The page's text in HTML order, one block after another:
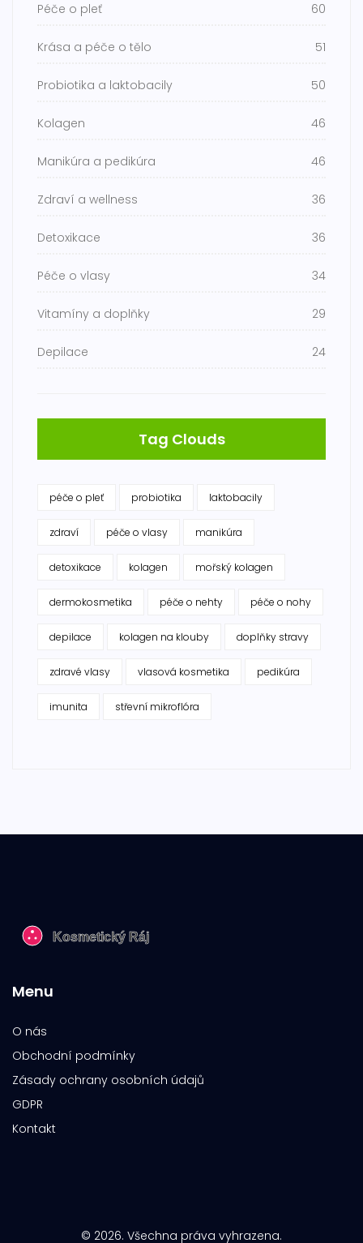
Péče o pleť 60
Krása a péče o tělo 51
Probiotika a laktobacily 50
Kolagen 46
Manikúra a pedikúra 46
Zdraví a wellness 36
Detoxikace 36
Péče o vlasy 34
Vitamíny a doplňky 29
Depilace 24
Tag Clouds
péče o pleť probiotika laktobacily
zdraví péče o vlasy manikúra
detoxikace kolagen mořský kolagen
dermokosmetika péče o nehty péče o nohy
depilace kolagen na klouby doplňky stravy
zdravé vlasy vlasová kosmetika pedikúra
imunita střevní mikroflóra
Menu
O nás
Obchodní podmínky
Zásady ochrany osobních údajů
GDPR
Kontakt
© 2026. Všechna práva vyhrazena.